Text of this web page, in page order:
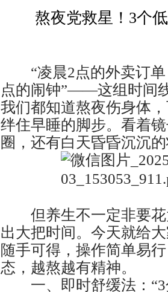
熬夜党救星！3个
“凌晨2点的外卖订单
点的闹钟”——这组时间
我们都知道熬夜伤身体
绊住早睡的脚步。看着
圈，还有白天昏昏沉沉
但养生不一定非要花
出大把时间。今天就给
随手可得，操作简单易
态，越熬越有精神。
一、即时舒缓法：“3